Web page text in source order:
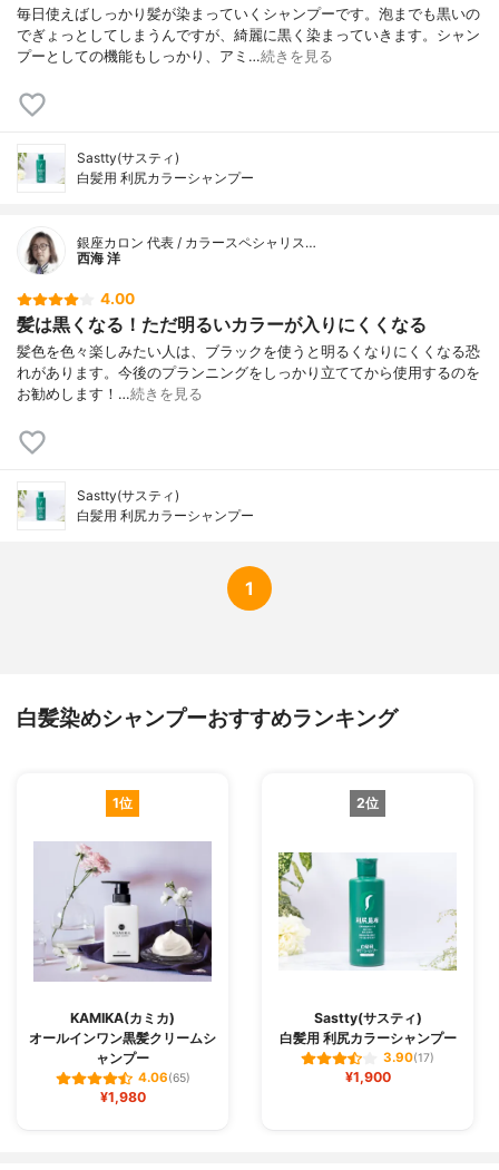
毎日使えばしっかり髪が染まっていくシャンプーです。泡までも黒いの
でぎょっとしてしまうんですが、綺麗に黒く染まっていきます。シャン
プーとしての機能もしっかり、アミ…続きを見る
Sastty(サスティ)
白髪用 利尻カラーシャンプー
銀座カロン 代表 / カラースペシャリス…
西海 洋
4.00
髪は黒くなる！ただ明るいカラーが入りにくくなる
髪色を色々楽しみたい人は、ブラックを使うと明るくなりにくくなる恐
れがあります。今後のプランニングをしっかり立ててから使用するのを
お勧めします！…続きを見る
Sastty(サスティ)
白髪用 利尻カラーシャンプー
1
白髪染めシャンプーおすすめランキング
1位
KAMIKA(カミカ)
オールインワン黒髪クリームシ
ャンプー
4.06(65)
¥1,980
2位
Sastty(サスティ)
白髪用 利尻カラーシャンプー
3.90(17)
¥1,900